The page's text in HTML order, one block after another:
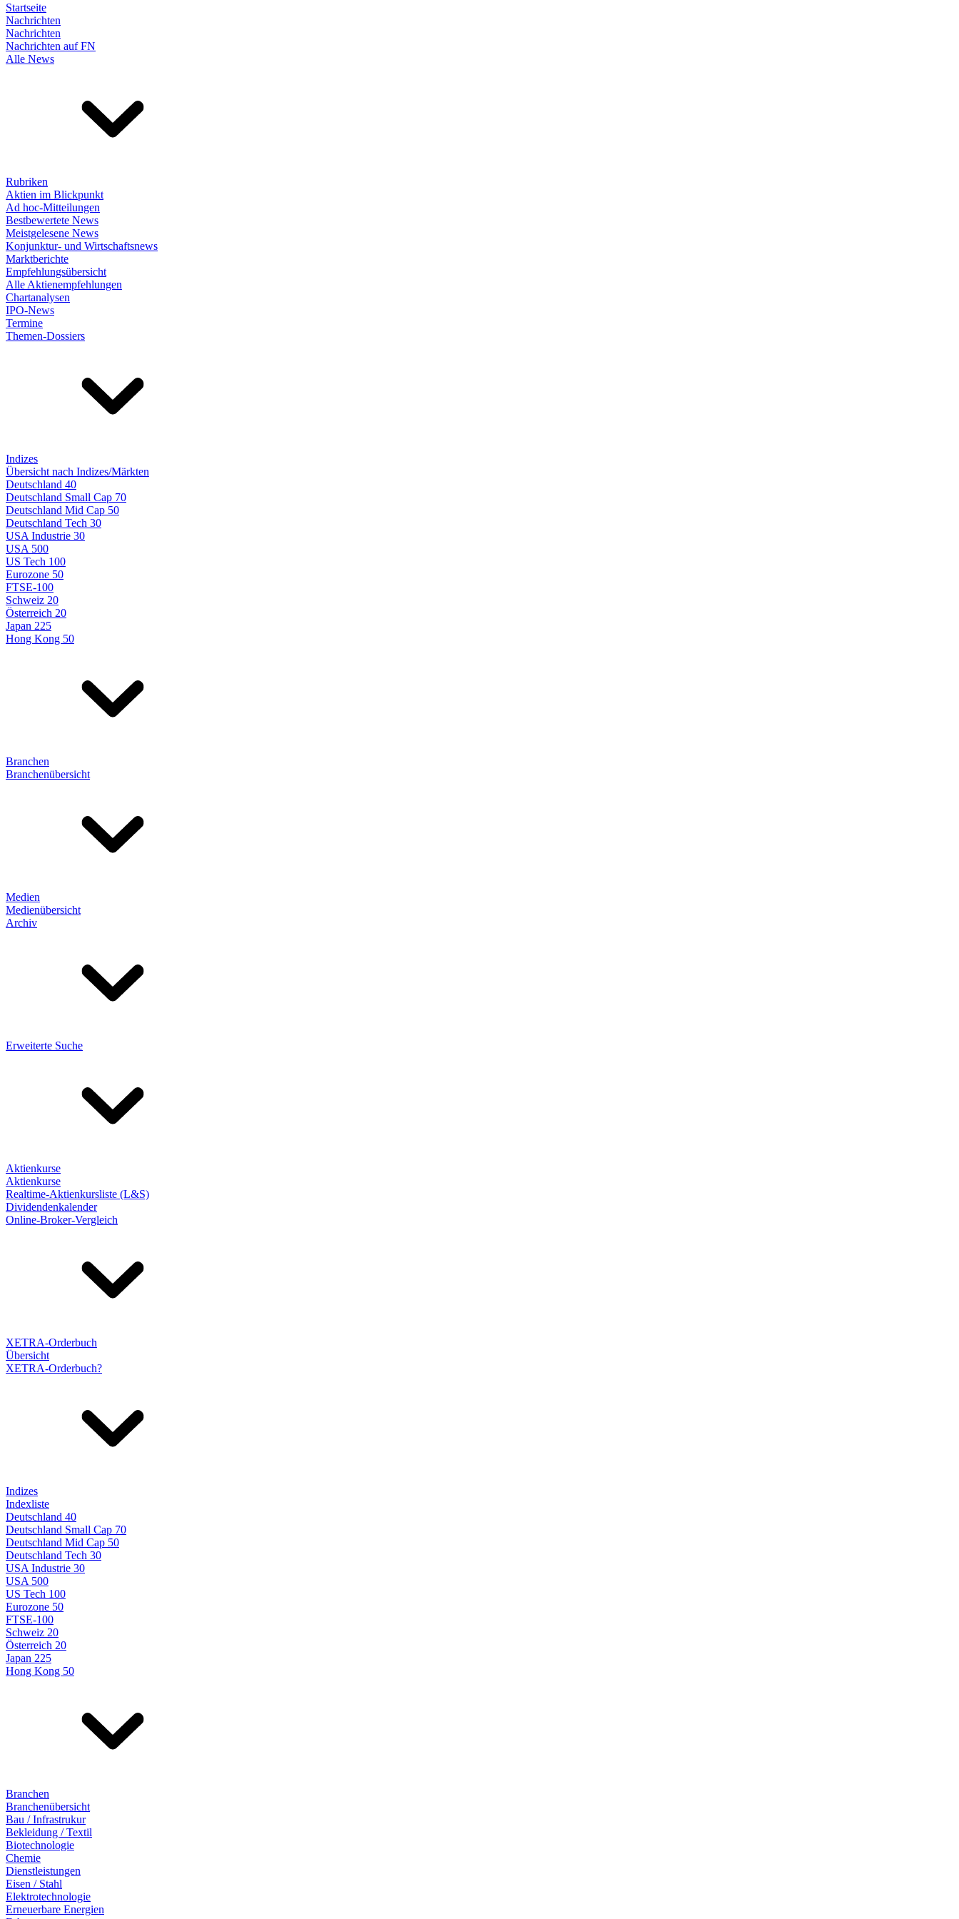
Startseite
Nachrichten
Nachrichten
Nachrichten auf FN
Alle News
Rubriken
Aktien im Blickpunkt
Ad hoc-Mitteilungen
Bestbewertete News
Meistgelesene News
Konjunktur- und Wirtschaftsnews
Marktberichte
Empfehlungsübersicht
Alle Aktienempfehlungen
Chartanalysen
IPO-News
Termine
Themen-Dossiers
Indizes
Übersicht nach Indizes/Märkten
Deutschland 40
Deutschland Small Cap 70
Deutschland Mid Cap 50
Deutschland Tech 30
USA Industrie 30
USA 500
US Tech 100
Eurozone 50
FTSE-100
Schweiz 20
Österreich 20
Japan 225
Hong Kong 50
Branchen
Branchenübersicht
Medien
Medienübersicht
Archiv
Erweiterte Suche
Aktienkurse
Aktienkurse
Realtime-Aktienkursliste (L&S)
Dividendenkalender
Online-Broker-Vergleich
XETRA-Orderbuch
Übersicht
XETRA-Orderbuch?
Indizes
Indexliste
Deutschland 40
Deutschland Small Cap 70
Deutschland Mid Cap 50
Deutschland Tech 30
USA Industrie 30
USA 500
US Tech 100
Eurozone 50
FTSE-100
Schweiz 20
Österreich 20
Japan 225
Hong Kong 50
Branchen
Branchenübersicht
Bau / Infrastrukur
Bekleidung / Textil
Biotechnologie
Chemie
Dienstleistungen
Eisen / Stahl
Elektrotechnologie
Erneuerbare Energien